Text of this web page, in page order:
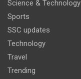
Science & Technology
Sports
SSC updates
Technology
Travel
Trending